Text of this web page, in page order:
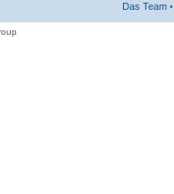
Das Team •